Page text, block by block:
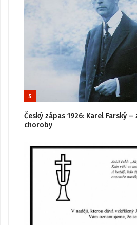
5
Český zápas 1926: Karel Farský
choroby